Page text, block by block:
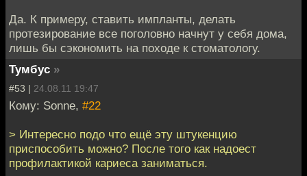
Да. К примеру, ставить импланты, делать
протезирование все поголовно начнут у себя дома,
лишь бы сэкономить на походе к стоматологу.
Тумбус »
#53 | 24.08.11 19:47
Кому: Sonne, #22
> Интересно подо что ещё эту штукенцию
приспособить можно? После того как надоест
профилактикой кариеса заниматься.